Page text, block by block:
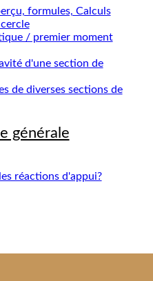
formules, Calculs
/ premier moment
d'une section de
de diverses sections de
générale
réactions d'appui?